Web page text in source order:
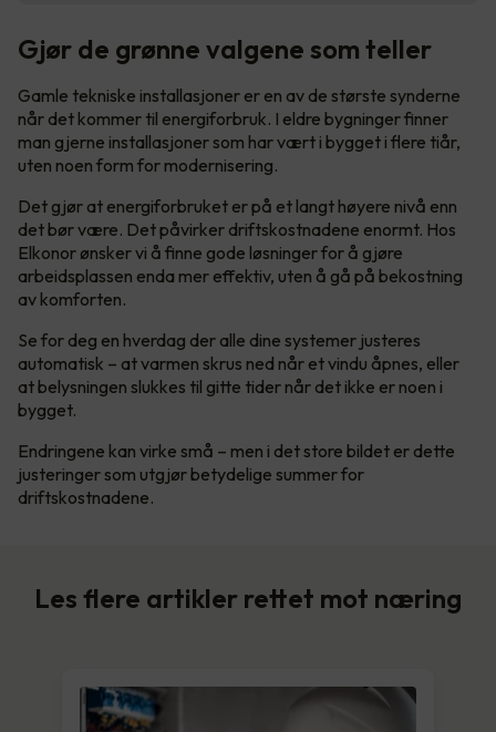
Gjør de grønne valgene som teller
Gamle tekniske installasjoner er en av de største synderne
når det kommer til energiforbruk. I eldre bygninger finner
man gjerne installasjoner som har vært i bygget i flere tiår,
uten noen form for modernisering.
Det gjør at energiforbruket er på et langt høyere nivå enn
det bør være. Det påvirker driftskostnadene enormt. Hos
Elkonor ønsker vi å finne gode løsninger for å gjøre
arbeidsplassen enda mer effektiv, uten å gå på bekostning
av komforten.
Se for deg en hverdag der alle dine systemer justeres
automatisk – at varmen skrus ned når et vindu åpnes, eller
at belysningen slukkes til gitte tider når det ikke er noen i
bygget.
Endringene kan virke små – men i det store bildet er dette
justeringer som utgjør betydelige summer for
driftskostnadene.
Les flere artikler rettet mot næring